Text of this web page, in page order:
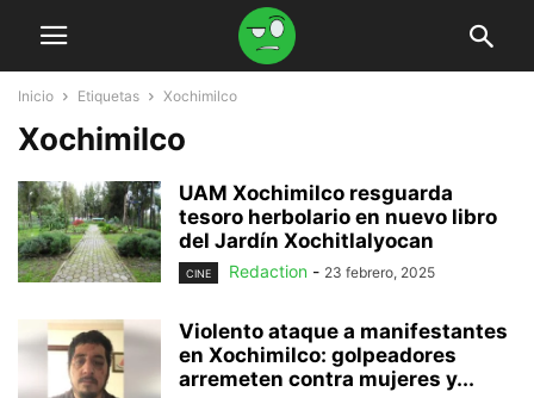
Inicio Etiquetas Xochimilco
Xochimilco
UAM Xochimilco resguarda
tesoro herbolario en nuevo libro
del Jardín Xochitlalyocan
CINE Redaction - 23 febrero, 2025
Violento ataque a manifestantes
en Xochimilco: golpeadores
arremeten contra mujeres y...